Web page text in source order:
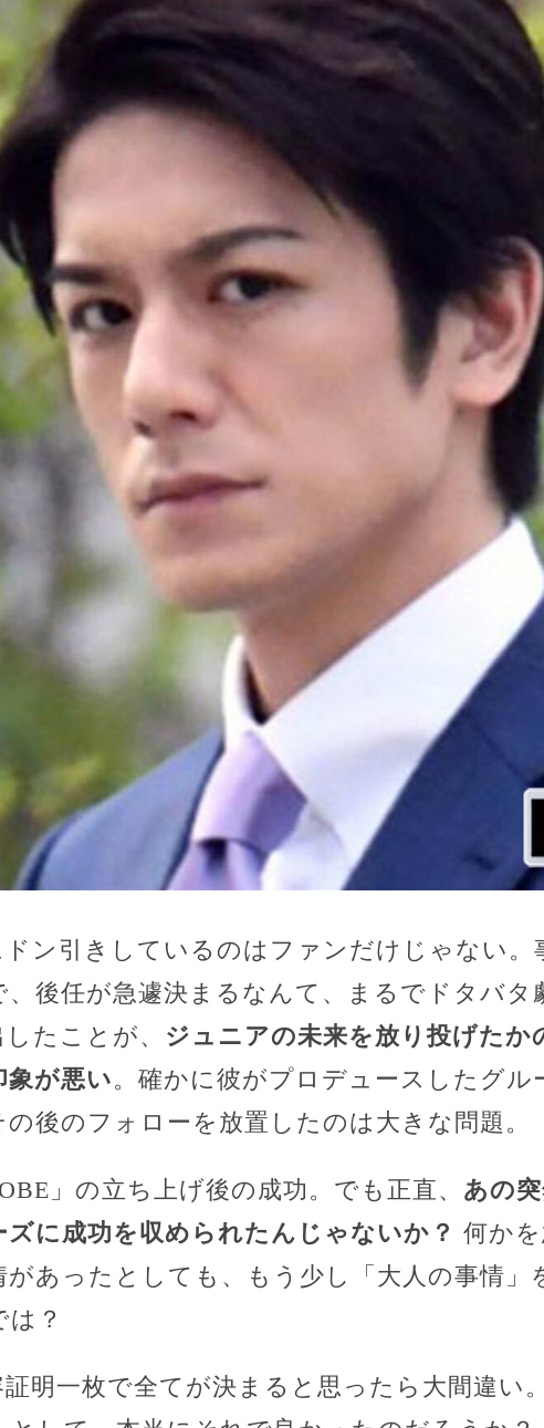
ン引きしているのはファンだけじゃない。
後任が急遽決まるなんて、まるでドタバタ
たことが、 ジュニアの未来を放り投げたか
が悪い。確かに彼がプロデュースしたグル
後のフォローを放置したのは大きな問題。
」の立ち上げ後の成功。でも正直、 あの
に成功を収められたんじゃないか？ 何か
があったとしても、もう少し「大人の事情」
？
明一枚で全てが決まると思ったら大間違い